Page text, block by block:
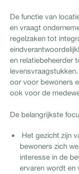
De functie van
en vraagt
regelzaken tot
en relatiebeheerder
oor voor bewoners
ook voor de
De belangrijkste
Het gezicht zijn
bewoners zich
interesse in de
ervaren wordt en